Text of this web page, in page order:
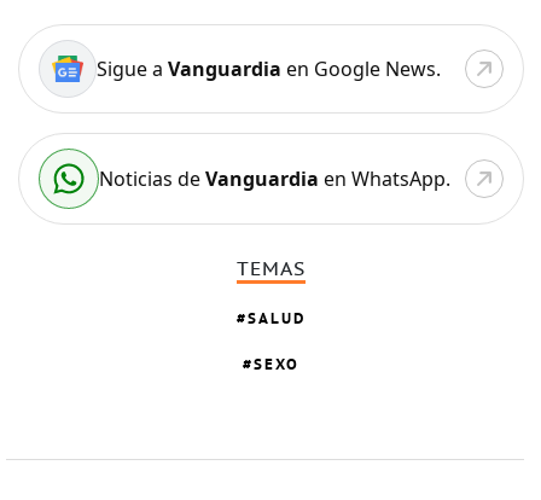
Sigue a Vanguardia en Google News.
Noticias deVanguardia en WhatsApp.
TEMAS
SALUD
SEXO